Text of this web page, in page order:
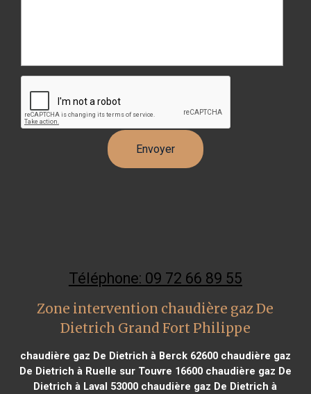
Téléphone: 09 72 66 89 55
Zone intervention chaudière gaz De
Dietrich Grand Fort Philippe
chaudière gaz De Dietrich à Berck 62600chaudière gaz
De Dietrich à Ruelle sur Touvre 16600chaudière gaz De
Dietrich à Laval 53000 chaudière gaz De Dietrich à